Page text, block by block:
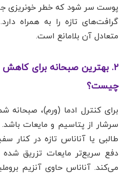
پوست سر شود که خطر خونریزی
گرافت‌های تازه را به همراه
متعادل آن بلامانع است.
۲. بهترین صبحانه برای
چیست؟
برای کنترل ادما (ورم)، صبحانه
سرشار از پتاسیم و مایعات
طالبی یا آناناس تازه در کنار
دفع سریع‌تر مایعات تزریق
می‌کند. آناناس حاوی آنزیم